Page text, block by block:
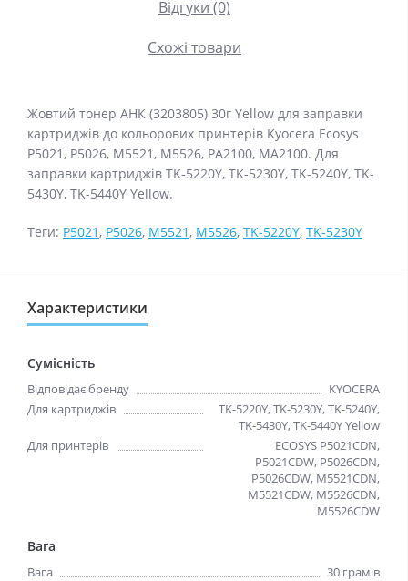
Відгуки (0)
Схожі товари
Жовтий тонер АНК (3203805) 30г Yellow для заправки
картриджів до кольорових принтерів Kyocera Ecosys
P5021, P5026, M5521, M5526, PA2100, MA2100. Для
заправки картриджів TK-5220Y, TK-5230Y, TK-5240Y, TK-
5430Y, TK-5440Y Yellow.
Теги: P5021, P5026, M5521, M5526, TK-5220Y, TK-5230Y
Характеристики
Сумісність
Відповідає бренду
KYOCERA
Для картриджів
TK-5220Y, TK-5230Y, TK-5240Y,
TK-5430Y, TK-5440Y Yellow
Для принтерів
ECOSYS P5021CDN,
P5021CDW, P5026CDN,
P5026CDW, M5521CDN,
M5521CDW, M5526CDN,
M5526CDW
Вага
Вага 30 грамів